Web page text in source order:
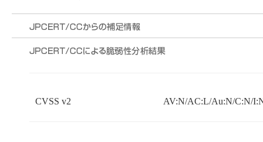
CVSS v2 AV:N/AC:L/Au:N/C:N/